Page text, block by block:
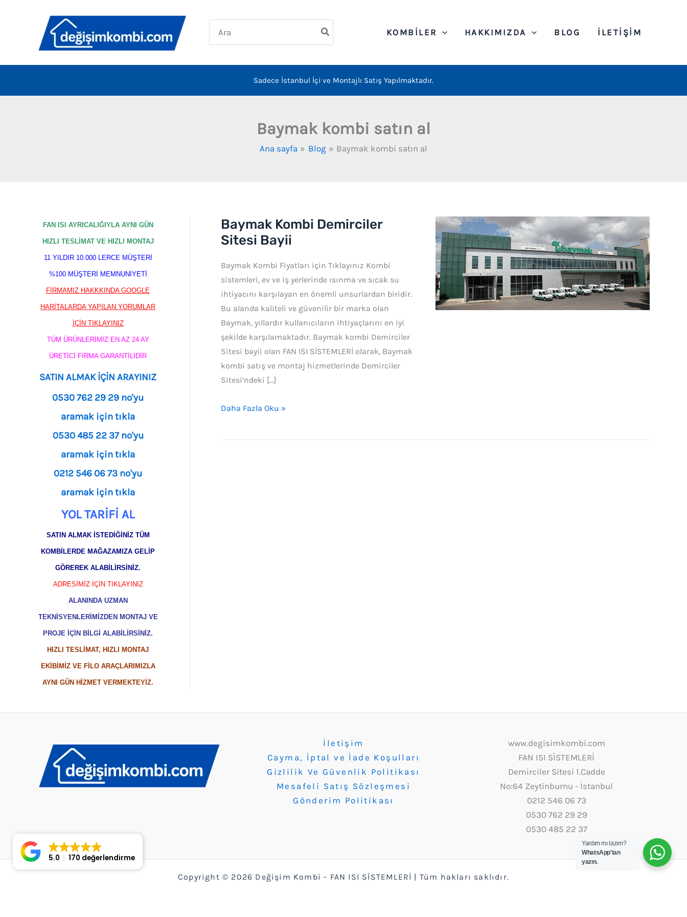
for:
KOMBILER HAKKIMIZDA BLOG İLETIŞIM
Sadece İstanbul İçi ve Montajlı Satış Yapılmaktadır.
Baymak kombi satın al
Ana sayfa Blog Baymak kombi satın al
FAN ISI AYRICALIĞIYLA AYNI GÜN
HIZLI TESLİMAT VE HIZLI MONTAJ
11 YILDIR 10.000 LERCE MÜŞTERİ
%100 MÜŞTERİ MEMNUNİYETİ
FİRMAMIZ HAKKKINDA GOOGLE
HARİTALARDA YAPILAN YORUMLAR
İÇİN TIKLAYINIZ
TÜM ÜRÜNLERİMİZ EN AZ 24 AY
ÜRETİCİ FİRMA GARANTİLİDİR
SATIN ALMAK İÇİN ARAYINIZ
0530 762 29 29 no'yu
aramak için tıkla
0530 485 22 37 no'yu
aramak için tıkla
0212 546 06 73 no'yu
aramak için tıkla
YOL TARİFİ AL
SATIN ALMAK İSTEDİĞİNİZ TÜM
KOMBİLERDE MAĞAZAMIZA GELİP
GÖREREK ALABİLİRSİNİZ.
ADRESİMİZ İÇİN TIKLAYINIZ
ALANINDA UZMAN
TEKNİSYENLERİMİZDEN MONTAJ VE
PROJE İÇİN BİLGİ ALABİLİRSİNİZ.
HIZLI TESLİMAT, HIZLI MONTAJ
EKİBİMİZ VE FİLO ARAÇLARIMIZLA
AYNI GÜN HİZMET VERMEKTEYİZ.
Baymak Kombi Demirciler
Sitesi Bayii
Baymak Kombi Fiyatları için Tıklayınız Kombi
sistemleri, ev ve iş yerlerinde ısınma ve sıcak su
ihtiyacını karşılayan en önemli unsurlardan biridir.
Bu alanda kaliteli ve güvenilir bir marka olan
Baymak, yıllardır kullanıcıların ihtiyaçlarını en iyi
şekilde karşılamaktadır. Baymak kombi Demirciler
Sitesi bayii olan FAN ISI SİSTEMLERİ olarak, Baymak
kombi satış ve montaj hizmetlerinde Demirciler
Sitesi’ndeki […]
Baymak
Kombi
Sitesi
Bayii
Daha Fazla Oku »
İletişim
Cayma, İptal ve İade Koşulları
Gizlilik Ve Güvenlik Politikası
Mesafeli Satış Sözleşmesi
Gönderim Politikası
www.degisimkombi.com
FAN ISI SİSTEMLERİ
Demirciler Sitesi 1.Cadde
No:64 Zeytinburnu - İstanbul
0212 546 06 73
0530 762 29 29
0530 485 22 37
Copyright © 2026 Değişim Kombi - FAN ISI SİSTEMLERİ | Tüm hakları saklıdır.
Yardım mı lazım?
WhatsApp'tan
yazın.
5.0 170 değerlendirme